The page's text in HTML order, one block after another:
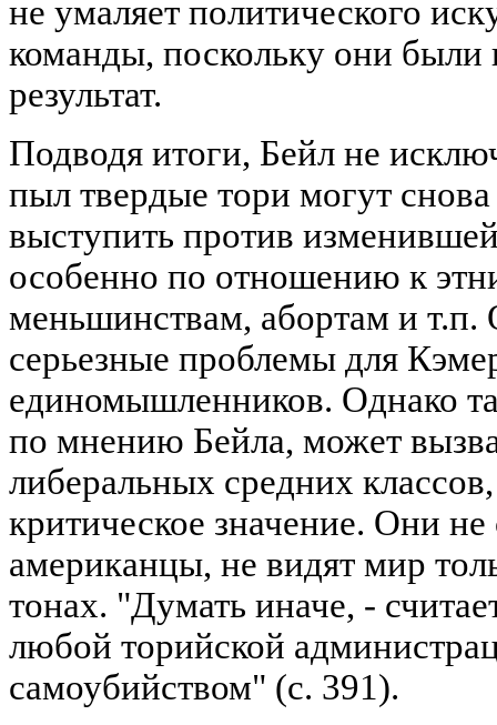
не умаляет политического
команды, поскольку они были
результат.
Подводя итоги, Бейл не
пыл твердые тори могут
выступить против
особенно по отношению к
меньшинствам, абортам и т.п.
серьезные проблемы для
единомышленников. Однако
по мнению Бейла, может
либеральных средних
критическое значение. Они
американцы, не видят мир
тонах. "Думать иначе, -
любой торийской
самоубийством" (с. 391).